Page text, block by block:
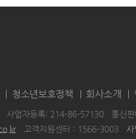
청소년보호정책 회사소개
사업자등록: 214-86-57130
통신
고객지원센터 : 1566-3003